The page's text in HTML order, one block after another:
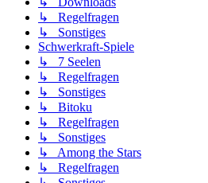
↳ Regelfragen
↳ Sonstiges
Schwerkraft-Spiele
↳ 7 Seelen
↳ Regelfragen
↳ Sonstiges
↳ Bitoku
↳ Regelfragen
↳ Sonstiges
↳ Among the Stars
↳ Regelfragen